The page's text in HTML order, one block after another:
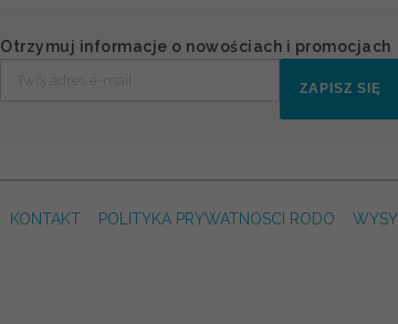
Otrzymuj informacje o nowościach i promocjach
ZAPISZ SIĘ
KONTAKT POLITYKA PRYWATNOSCI RODO